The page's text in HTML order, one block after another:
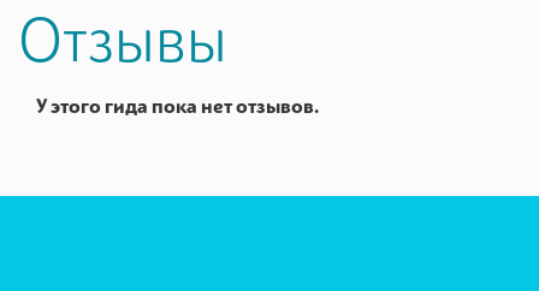
Отзывы
У этого гида пока нет отзывов.